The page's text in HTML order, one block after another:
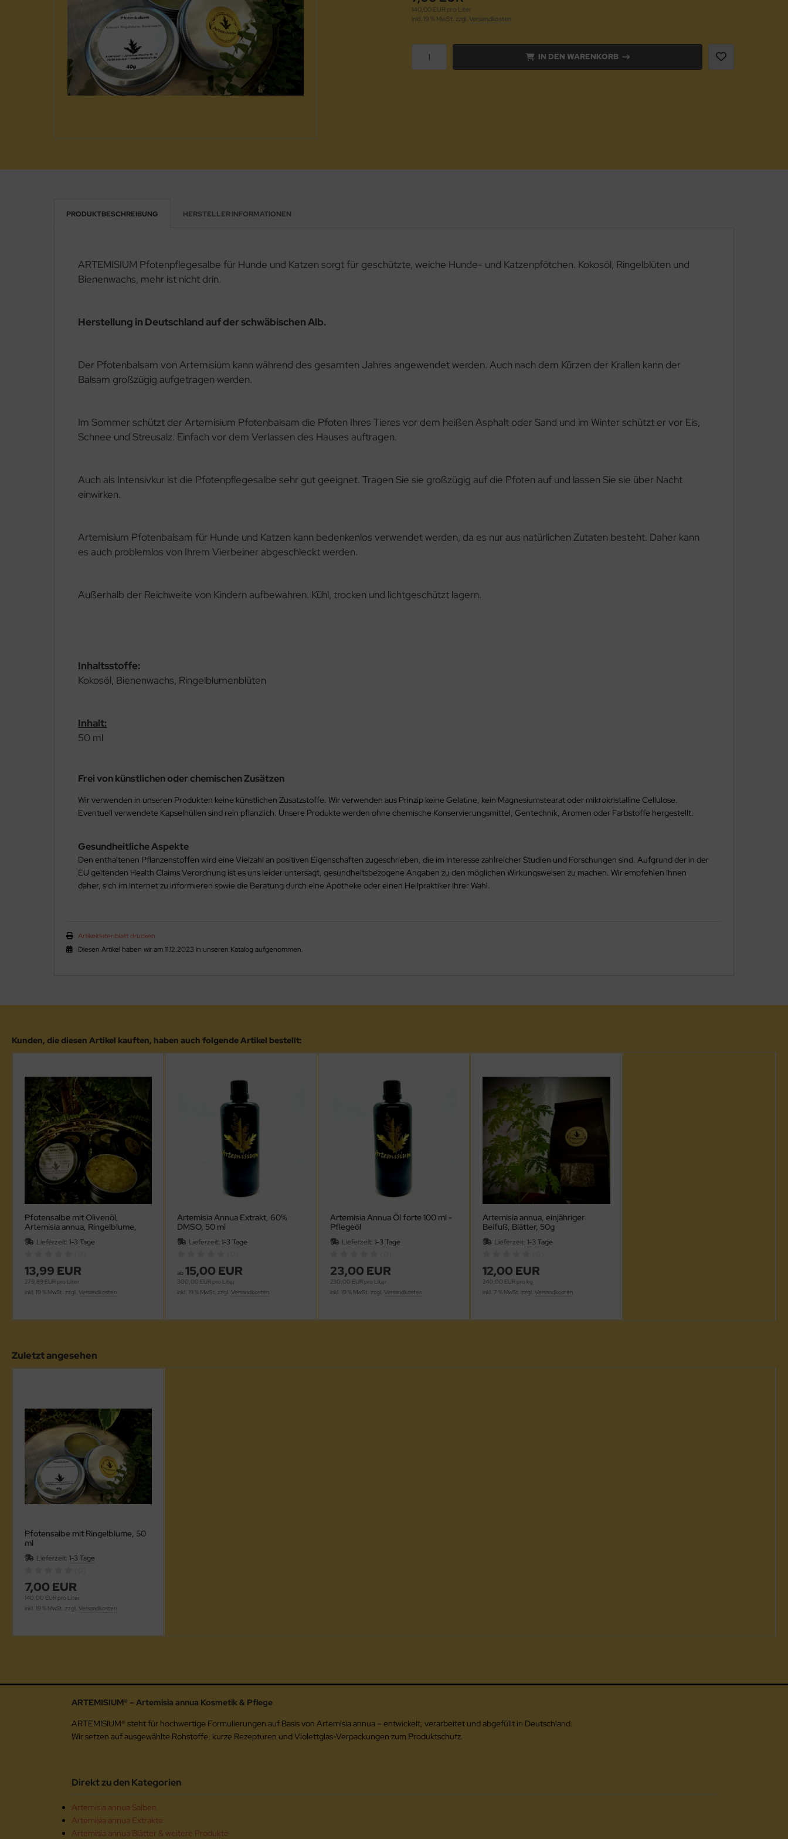
140,00 EUR pro Liter
inkl. 19 % MwSt. zzgl. Versandkosten
IN DEN WARENKORB
PRODUKTBESCHREIBUNG HERSTELLER INFORMATIONEN
ARTEMISIUM Pfotenpflegesalbe für Hunde und Katzen sorgt für geschützte, weiche Hunde- und Katzenpfötchen. Kokosöl, Ringelblüten und
Bienenwachs, mehr ist nicht drin.
Herstellung in Deutschland auf der schwäbischen Alb.
Der Pfotenbalsam von Artemisium kann während des gesamten Jahres angewendet werden. Auch nach dem Kürzen der Krallen kann der
Balsam großzügig aufgetragen werden.
Im Sommer schützt der Artemisium Pfotenbalsam die Pfoten Ihres Tieres vor dem heißen Asphalt oder Sand und im Winter schützt er vor Eis,
Schnee und Streusalz. Einfach vor dem Verlassen des Hauses auftragen.
Auch als Intensivkur ist die Pfotenpflegesalbe sehr gut geeignet. Tragen Sie sie großzügig auf die Pfoten auf und lassen Sie sie über Nacht
einwirken.
Artemisium Pfotenbalsam für Hunde und Katzen kann bedenkenlos verwendet werden, da es nur aus natürlichen Zutaten besteht. Daher kann
es auch problemlos von Ihrem Vierbeiner abgeschleckt werden.
Außerhalb der Reichweite von Kindern aufbewahren. Kühl, trocken und lichtgeschützt lagern.
Inhaltsstoffe:
Kokosöl, Bienenwachs, Ringelblumenblüten
Inhalt:
50 ml
Frei von künstlichen oder chemischen Zusätzen
Wir verwenden in unseren Produkten keine künstlichen Zusatzstoffe. Wir verwenden aus Prinzip keine Gelatine, kein Magnesiumstearat oder mikrokristalline Cellulose.
Eventuell verwendete Kapselhüllen sind rein pflanzlich. Unsere Produkte werden ohne chemische Konservierungsmittel, Gentechnik, Aromen oder Farbstoffe hergestellt.
Gesundheitliche Aspekte
Den enthaltenen Pflanzenstoffen wird eine Vielzahl an positiven Eigenschaften zugeschrieben, die im Interesse zahlreicher Studien und Forschungen sind. Aufgrund der in der
EU geltenden Health Claims Verordnung ist es uns leider untersagt, gesundheitsbezogene Angaben zu den möglichen Wirkungsweisen zu machen. Wir empfehlen Ihnen
daher, sich im Internet zu informieren sowie die Beratung durch eine Apotheke oder einen Heilpraktiker Ihrer Wahl.
Artikeldatenblatt drucken
Diesen Artikel haben wir am 11.12.2023 in unseren Katalog aufgenommen.
Kunden, die diesen Artikel kauften, haben auch folgende Artikel bestellt:
Pfotensalbe mit Olivenöl,
Artemisia annua, Ringelblume,
Propolis und Vitamin E, FORTE,
50 mlLieferzeit: 1-3 Tage
13,99 EUR
279,89 EUR pro Liter
inkl. 19 % MwSt. zzgl. Versandkosten
Artemisia Annua Extrakt, 60%
DMSO, 50 ml
Lieferzeit:1-3 Tage
ab 15,00 EUR
300,00 EUR pro Liter
inkl. 19 % MwSt. zzgl.Versandkosten
Artemisia Annua Öl forte 100 ml -
Pflegeöl
Lieferzeit: 1-3 Tage
23,00 EUR
230,00 EUR pro Liter
inkl. 19 % MwSt. zzgl. Versandkosten
Artemisia annua, einjähriger
Beifuß, Blätter, 50g
Lieferzeit:1-3 Tage
12,00 EUR
240,00 EUR pro kg
inkl. 7 % MwSt. zzgl.Versandkosten
Zuletzt angesehen
Pfotensalbe mit Ringelblume, 50
ml
Lieferzeit: 1-3 Tage
7,00 EUR
140,00 EUR pro Liter
inkl. 19 % MwSt. zzgl. Versandkosten
ARTEMISIUM® – Artemisia annua Kosmetik & Pflege
ARTEMISIUM® steht für hochwertige Formulierungen auf Basis von Artemisia annua – entwickelt, verarbeitet und abgefüllt in Deutschland.
Wir setzen auf ausgewählte Rohstoffe, kurze Rezepturen und Violettglas-Verpackungen zum Produktschutz.
Direkt zu den Kategorien
Artemisia annua Salben
Artemisia annua Extrakte
Artemisia annua Blätter & weitere Produkte